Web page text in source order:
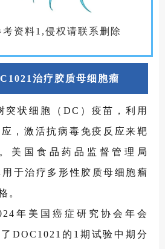
考资料1,侵权请联系删除
治疗胶质母细胞瘤
突状细胞（DC）疫苗，利用
，激活抗病毒免疫反应来靶
美国食品药品监督管理局
用于治疗多形性胶质母细胞瘤
。
年美国癌症研究协会年会
DOC1021的1期试验中期分